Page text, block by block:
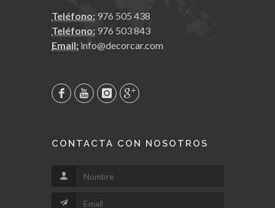
Teléfono: 976 505 438
Teléfono: 976 503 843
Email: info@decorcar.com
CONTACTA CON NOSOTROS